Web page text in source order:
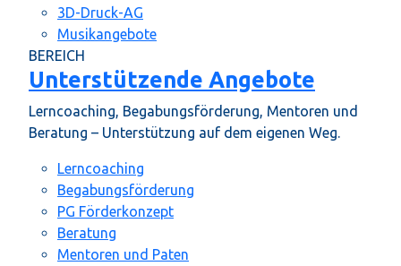
3D-Druck-AG
Musikangebote
BEREICH
Unterstützende Angebote
Lerncoaching, Begabungsförderung, Mentoren und
Beratung – Unterstützung auf dem eigenen Weg.
Lerncoaching
Begabungsförderung
PG Förderkonzept
Beratung
Mentoren und Paten